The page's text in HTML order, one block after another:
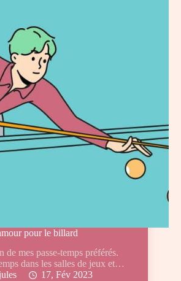
pour le billard
de mes passe-temps préférés.
dans les salles de jeux et…
jules
17, Fév 2023